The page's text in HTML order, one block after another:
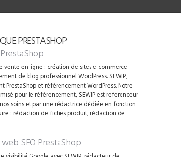
PRESTASHOP
vente en ligne : création de sites e-commerce
de blog professionnel WordPress. SEWIP,
PrestaShop et référencement WordPress. Notre
pour le référencement, SEWIP est referenceur
soins et par une rédactrice dédiée en fonction
: rédaction de fiches produit, rédaction de
SEO PrestaShop